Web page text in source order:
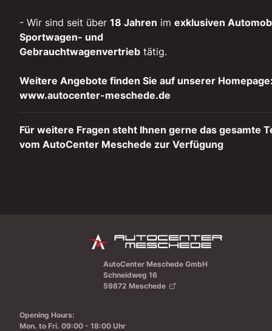
- Wir sind seit über 18 Jahren im exklusiven
Sportwagen- und
Gebrauchtwagenvertrieb tätig.
Weitere Angebote finden Sie auf unserer
www.autocenter-meschede.de
Für weitere Fragen steht Ihnen gerne das gesamte
vom AutoCenter Meschede zur Verfügung
AutoCenter Meschede GmbH
Schneidweg 16
59872 Meschede
Opening Hours:
Mon. to Fri. 09:00 - 18:00 Uhr